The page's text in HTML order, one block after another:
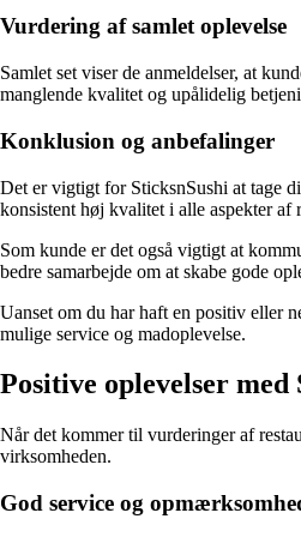
Vurdering af samlet oplevelse
Samlet set viser de anmeldelser, at
manglende kvalitet og upålidelig
Konklusion og anbefalinger
Det er vigtigt for SticksnSushi at tage
konsistent høj kvalitet i alle aspekter af
Som kunde er det også vigtigt at
bedre samarbejde om at skabe gode
Uanset om du har haft en positiv eller
mulige service og madoplevelse.
Positive oplevelser
Når det kommer til vurderinger af
virksomheden.
God service og